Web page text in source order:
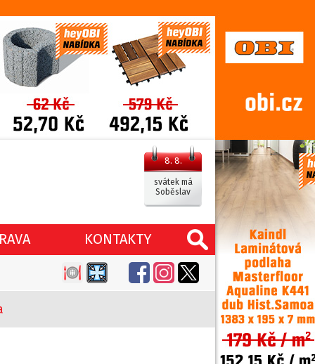
8. 8.
svátek má
Soběslav
KONTAKTY